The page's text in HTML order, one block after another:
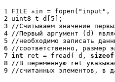
1 FILE ∗in = fopen("input",
2 uint8_t d[5];
3 //Считываем значение первы
4 //Первый аргумент ( d ) явля
5 //необходимо записать данн
6 //соответственно , размер э
7 int ret = fread( d, sizeof
8 //В переменную ret указыва
9 //считанных элементов , в д